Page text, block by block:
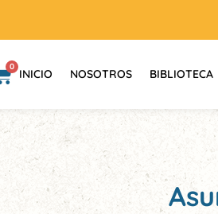
0
INICIO NOSOTROS BIBLIOTECA